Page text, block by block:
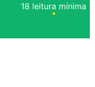
18 leitura mínima